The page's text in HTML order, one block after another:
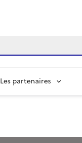
Les partenaires